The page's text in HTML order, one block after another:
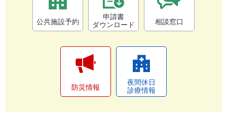
公共施設予約
申請書
ダウンロード
相談窓口
防災情報
夜間休日
診療情報